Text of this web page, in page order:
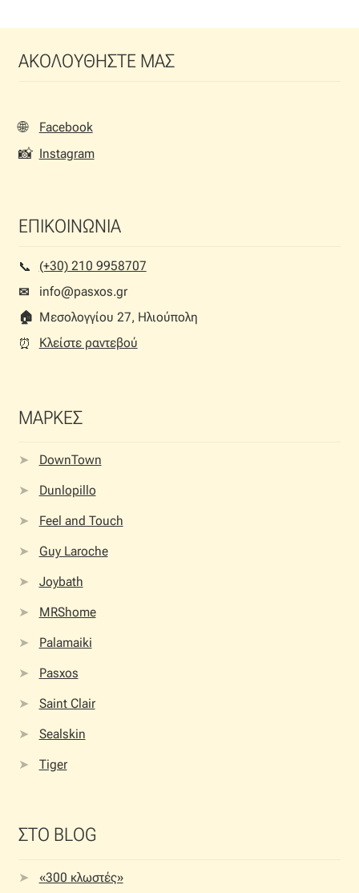
ΑΚΟΛΟΥΘΗΣΤΕ ΜΑΣ
🌐 Facebook
📸 Instagram
ΕΠΙΚΟΙΝΩΝΙΑ
📞︎
(+30) 210 9958707
✉
info@pasxos.gr
🏠︎ Μεσολογγίου 27, Ηλιούπολη
⏰︎
Κλείστε ραντεβού
ΜΑΡΚΕΣ
DownTown
Dunlopillo
Feel and Touch
Guy Laroche
Joybath
MRShome
Palamaiki
Pasxos
Saint Clair
Sealskin
Tiger
ΣΤΟ BLOG
«300 κλωστές»